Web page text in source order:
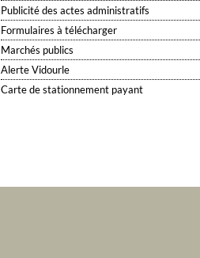
Publicité des actes administratifs
Formulaires à télécharger
Marchés publics
Alerte Vidourle
Carte de stationnement payant